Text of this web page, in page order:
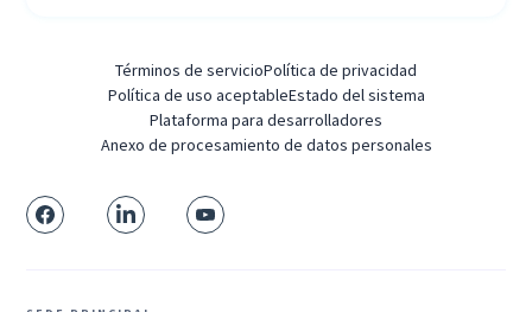
Términos de servicioPolítica de privacidad
Política de uso aceptableEstado del sistema
Plataforma para desarrolladores
Anexo de procesamiento de datos personales